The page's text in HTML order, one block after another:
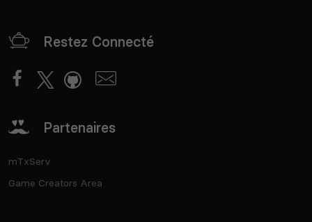
Restez Connecté
Partenaires
mTxServ
Game Creators Area